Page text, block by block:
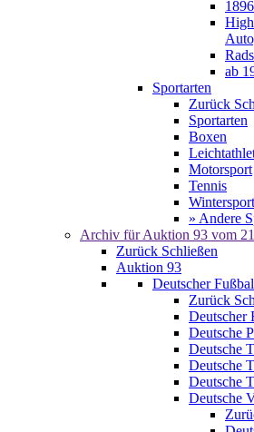
ab
Sportarten
Zurück
Sportarten
Boxen
Motorsport
Tennis
Wintersport
» Andere
Archiv für Auktion 93 vom
Zurück Schließen
Auktion 93
Deutscher
Zurück
Deutscher
Deutsche
Deutsche
Deutsche
Deutsche
Deutsche